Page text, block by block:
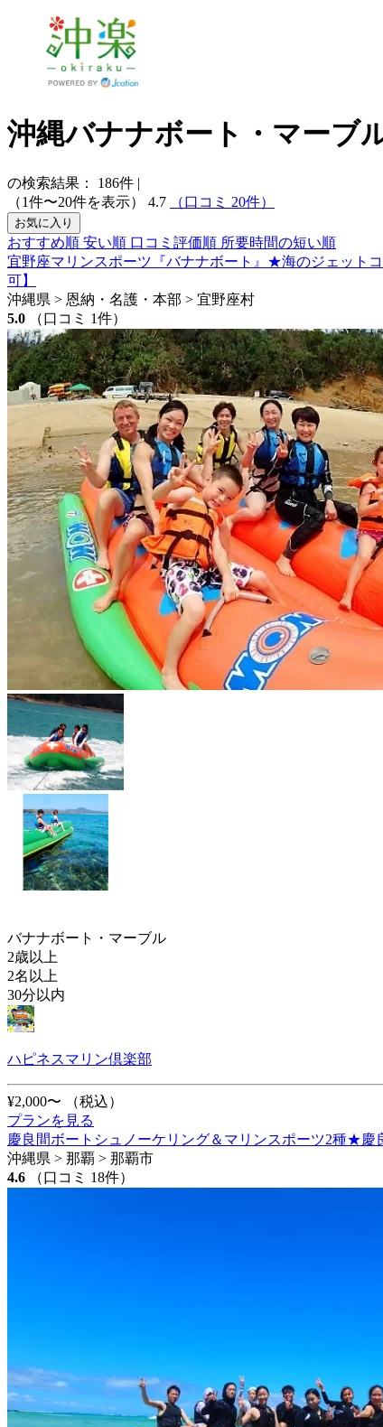
沖縄バナナボート・マーブ
の検索結果： 186件 |
（1件〜20件を表示）
4.7 （口コミ 20件）
お気に入り
おすすめ順 安い順 口コミ評価順 所要時間の短い順
宜野座マリンスポーツ『バナナボート』★海のジェット
可】
沖縄県 > 恩納・名護・本部 > 宜野座村
5.0
（口コミ 1件）
バナナボート・マーブル
2歳以上
2名以上
30分以内
ハピネスマリン倶楽部
¥2,000〜
（税込）
プランを見る
慶良間ボートシュノーケリング＆マリンスポーツ2種★慶
沖縄県 > 那覇 > 那覇市
4.6
（口コミ 18件）